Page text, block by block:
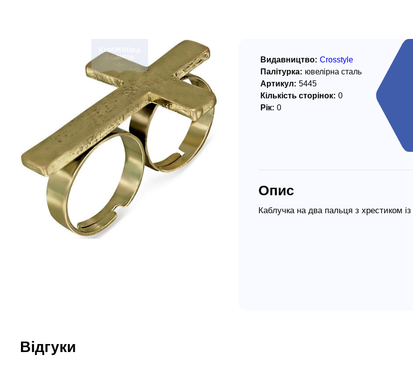
Свіжі надходження, актуальна
література та нові автори на нашій
Історія
Книги іноземними мовами
Лідерство
Нерелігійні видання
Церковні традиції
Служіння Церкви
Публіцистика
Здоров`я / Харчування
Видавництво: Crosstyle
Палітурка: ювелірна сталь
Артикул: 5445
Кількість сторінок: 0
Рік: 0
Опис
Каблучка на два пальця з хрестиком
Відгуки